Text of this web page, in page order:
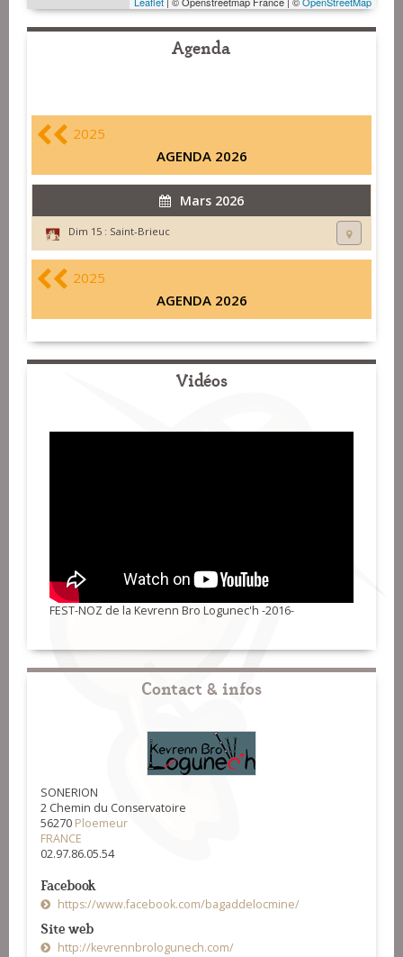
Agenda
2025
AGENDA 2026
Mars 2026
Dim 15 : Saint-Brieuc
2025
AGENDA 2026
Vidéos
FEST-NOZ de la Kevrenn Bro Logunec'h -2016-
Contact & infos
SONERION
2 Chemin du Conservatoire
56270 Ploemeur
FRANCE
02.97.86.05.54
Facebook
https://www.facebook.com/bagaddelocmine/
Site web
http://kevrennbrologunech.com/